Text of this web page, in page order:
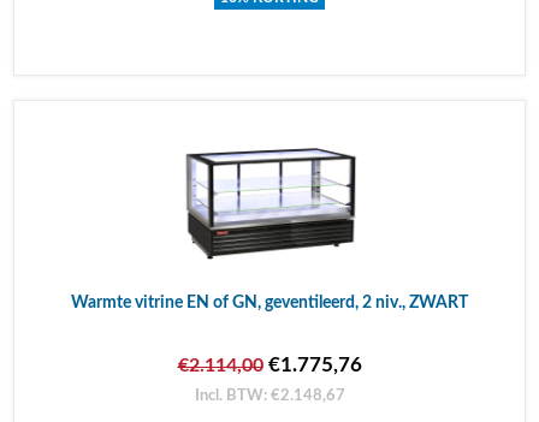
Warmte vitrine EN of GN, geventileerd, 2 niv., ZWART
€2.114,00€1.775,76
Incl. BTW: €2.148,67